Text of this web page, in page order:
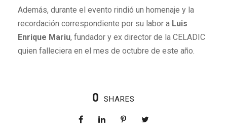
Además, durante el evento rindió un homenaje y la
recordación correspondiente por su labor a Luis
Enrique Mariu, fundador y ex director de la CELADIC
quien falleciera en el mes de octubre de este año.
0 SHARES